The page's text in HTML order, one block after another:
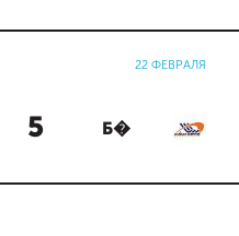
22 ФЕВРАЛЯ
5 Б�